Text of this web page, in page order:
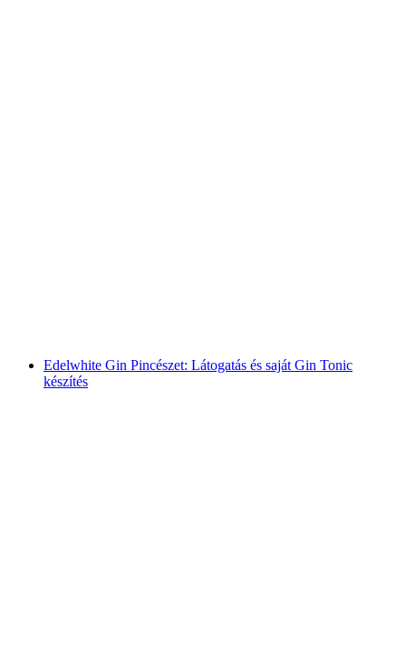
Edelwhite Gin Pincészet: Látogatás és saját Gin Tonic
készítés